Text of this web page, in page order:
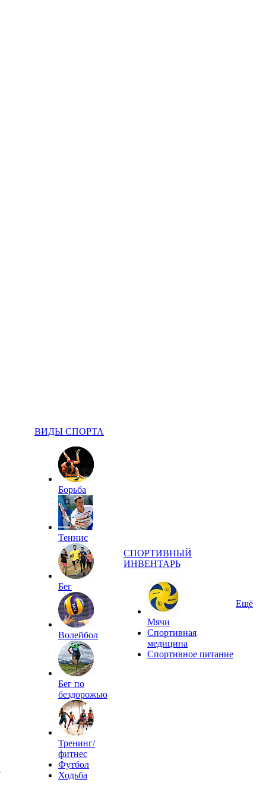
ВИДЫ СПОРТА
Борьба
Теннис
Бег
Волейбол
Бег по
бездорожью
Тренинг/
фитнес
Футбол
Ходьба
СПОРТИВНЫЙ
ИНВЕНТАРЬ
Мячи
Спортивная
медицина
Спортивное питание
Ещё